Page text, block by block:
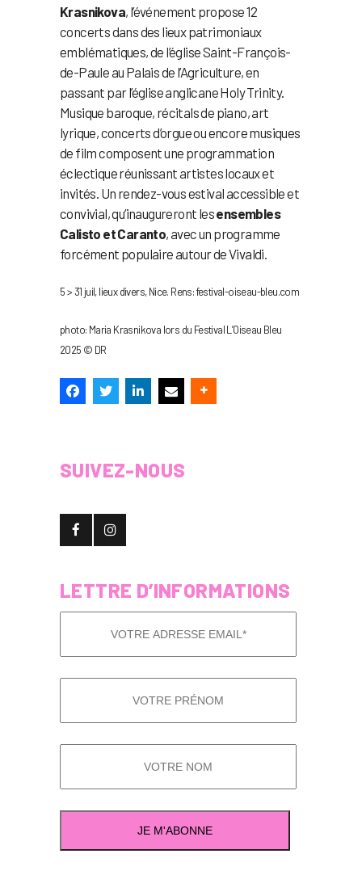
Krasnikova, l’événement propose 12
concerts dans des lieux patrimoniaux
emblématiques, de l’église Saint-François-
de-Paule au Palais de l’Agriculture, en
passant par l’église anglicane Holy Trinity.
Musique baroque, récitals de piano, art
lyrique, concerts d’orgue ou encore musiques
de film composent une programmation
éclectique réunissant artistes locaux et
invités. Un rendez-vous estival accessible et
convivial, qu’inaugureront lesensembles
Calisto et Caranto, avec un programme
forcément populaire autour de Vivaldi.
5 > 31 juil, lieux divers, Nice. Rens: festival-oiseau-bleu.com
photo: Maria Krasnikova lors du Festival L’Oiseau Bleu
2025 © DR
SUIVEZ-NOUS
LETTRE D’INFORMATIONS